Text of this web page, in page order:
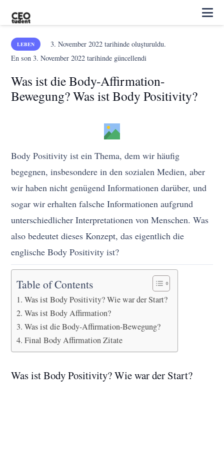
LEBEN 3. November 2022tarihinde oluşturuldu.
En son3. November 2022 tarihinde güncellendi
Was ist die Body-Affirmation-
Bewegung? Was ist Body Positivity?
Body Positivity ist ein Thema, dem wir häufig
begegnen, insbesondere in den sozialen Medien, aber
wir haben nicht genügend Informationen darüber, und
sogar wir erhalten falsche Informationen aufgrund
unterschiedlicher Interpretationen von Menschen. Was
also bedeutet dieses Konzept, das eigentlich die
englische Body Positivity ist?
Table of Contents
Was ist Body Positivity? Wie war der Start?
Was ist Body Affirmation?
Was ist die Body-Affirmation-Bewegung?
Final Body Affirmation Zitate
Was ist Body Positivity? Wie war der Start?